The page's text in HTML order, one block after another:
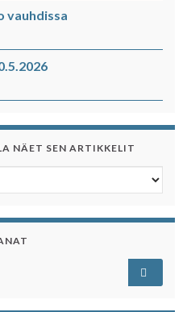
vauhdissa
NÄET SEN ARTIKKELIT
sen artikkelit